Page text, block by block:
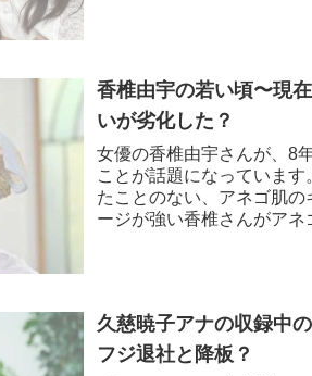
香椎由宇の若い頃〜現
いが劣化した？
女優の香椎由宇さんが、8
ことが話題になっていま
たことのない、アネゴ肌
ージが強い香椎さんがア
久慈暁子アナの収録中
フジ退社と降板？